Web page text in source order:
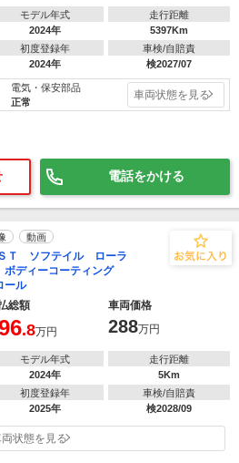
モデル年式
2024年
走行距離
5397Km
初度登録年
2024年
車検/自賠責
検2027/07
電気・保安部品
正常
車両状態を見る
電話をかける
動画
ＳＴ ソフテイル ローラ
ディーコーティング
ール
総額
車両価格
.8万円 288万円
モデル年式
2024年
走行距離
5Km
初度登録年
2025年
車検/自賠責
検2028/09
状態を見る